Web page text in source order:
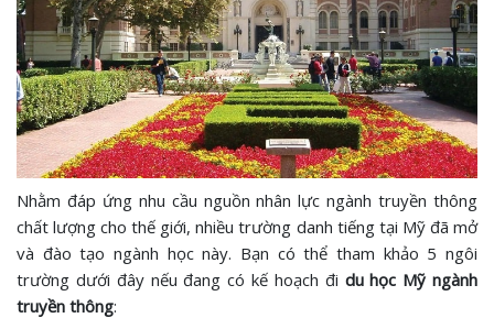
Nhằm đáp ứng nhu cầu nguồn nhân lực ngành truyền thông
chất lượng cho thế giới, nhiều trường danh tiếng tại Mỹ đã mở
và đào tạo ngành học này. Bạn có thể tham khảo 5 ngôi
trường dưới đây nếu đang có kế hoạch đi du học Mỹ ngành
truyền thông: